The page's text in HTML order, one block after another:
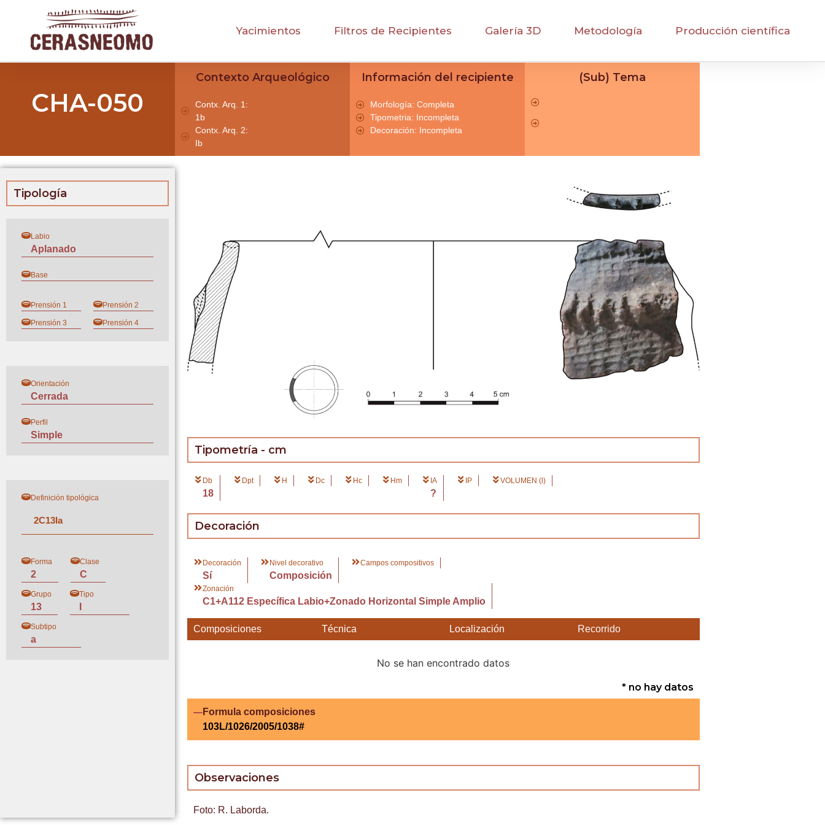
Yacimientos Filtros de Recipientes Galería 3D Metodología Producción científica
CHA-050
Contexto Arqueológico
Contx. Arq. 1:
1b
Contx. Arq. 2:
Ib
Información del recipiente
Morfología: Completa
Tipometria: Incompleta
Decoración: Incompleta
(Sub) Tema
Tipología
Labio
Aplanado
Base
Prensión 1 Prensión 2
Prensión 3 Prensión 4
Orientación
Cerrada
Perfil
Simple
Definición tipológica
2C13Ia
Forma
2
Clase
C
Grupo
13
Tipo
Subtipo
a
Tipometría - cm
Db
18
Dpt H Dc Hc Hm IA
?
IP VOLUMEN (l)
Decoración
Decoración
Sí
Nivel decorativo
Composición
Campos compositivos
Zonación
C1+A112 Específica Labio+Zonado Horizontal Simple Amplio
Composiciones Técnica Localización Recorrido
No se han encontrado datos
* no hay datos
Formula composiciones
103L/1026/2005/1038#
Observaciones
Foto: R. Laborda.